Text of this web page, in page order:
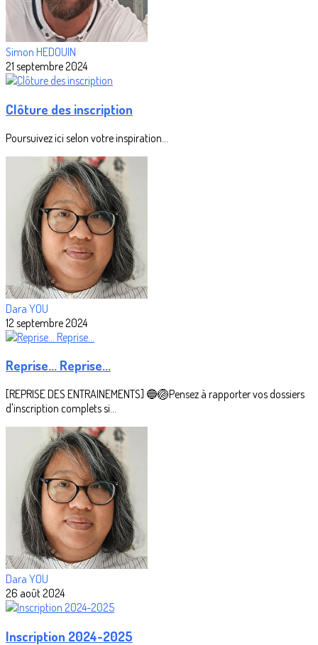
Simon HEDOUIN
21 septembre 2024
Clôture des inscription
Poursuivez ici selon votre inspiration...
Dara YOU
12 septembre 2024
Reprise... Reprise...
[REPRISE DES ENTRAINEMENTS] 🔵🏐Pensez à rapporter vos dossiers
d'inscription complets si...
Dara YOU
26 août 2024
Inscription 2024-2025